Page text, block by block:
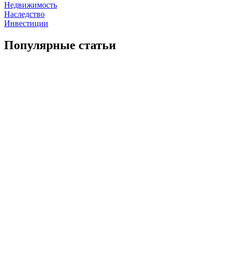
Недвижимость
Наследство
Инвестиции
Популярные статьи